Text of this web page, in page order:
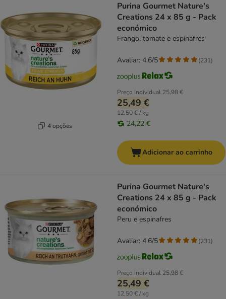
4 opções
Purina Gourmet Nature's
Creations 24 x 85 g - Pack
económico
Frango, tomate e espinafres
Preço individual 25,98 €
25,49 €
12,50 € / kg
24,22 €
Avaliar: 4.6/5 (231)
Adicionar ao carrinho
Purina Gourmet Nature's
Creations 24 x 85 g - Pack
económico
Peru e espinafres
Preço individual 25,98 €
25,49 €
12,50 € / kg
Avaliar: 4.6/5 (231)